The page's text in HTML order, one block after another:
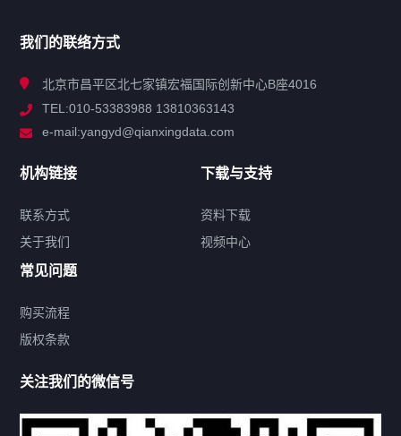
解决方案
联系方式
热门标签
机构链接
联系方式 关于我们
我们的联络方式
北京市昌平区北七家镇宏福国际创新中心B座4016
TEL:010-53383988 13810363143
e-mail:yangyd@qianxingdata.com
机构链接
联系方式
关于我们
下载与支持
资料下载
视频中心
常见问题
购买流程
版权条款
关注我们的微信号